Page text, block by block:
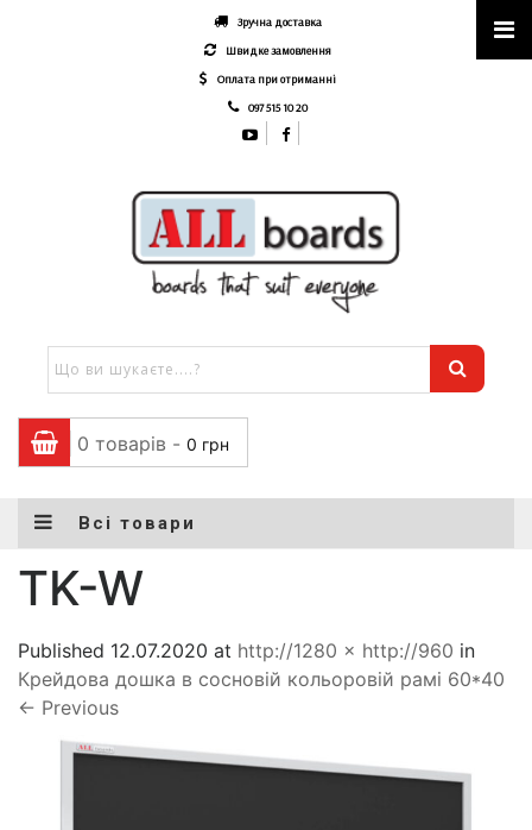
Зручна доставка
Швидке замовлення
Оплата при отриманні
097 515 10 20
0 товарів - 0 грн
Всі товари
TK-W
Published 12.07.2020 at http://1280 × http://960 in
Крейдова дошка в сосновій кольоровій рамі 60*40
← Previous